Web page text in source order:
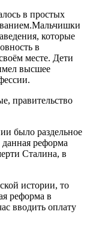
в простых
которые
в
месте. Дети
высшее
правительство
было раздельное
реформа
Сталина, в
истории, то
реформа в
вводить оплату